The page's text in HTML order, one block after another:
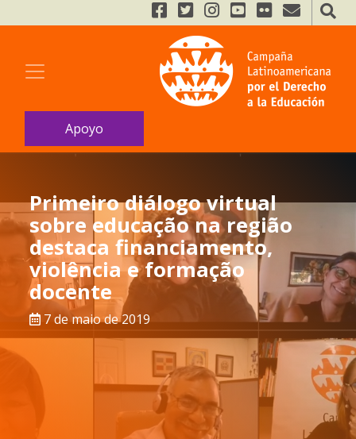
Apoyo
Primeiro diálogo virtual
sobre educação na região
destaca financiamento,
violência e formação
docente
7 de maio de 2019